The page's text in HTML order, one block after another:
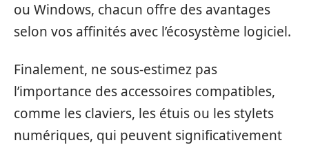
ou Windows, chacun offre des avantages
selon vos affinités avec l’écosystème logiciel.
Finalement, ne sous-estimez pas
l’importance des accessoires compatibles,
comme les claviers, les étuis ou les stylets
numériques, qui peuvent significativement